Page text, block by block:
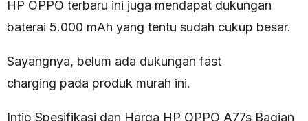
HP OPPO terbaru ini juga mendapat dukungan
baterai 5.000 mAh yang tentu sudah cukup besar.
Sayangnya, belum ada dukungan fast
charging pada produk murah ini.
Intip Spesifikasi dan Harga HP OPPO A77s Bagian